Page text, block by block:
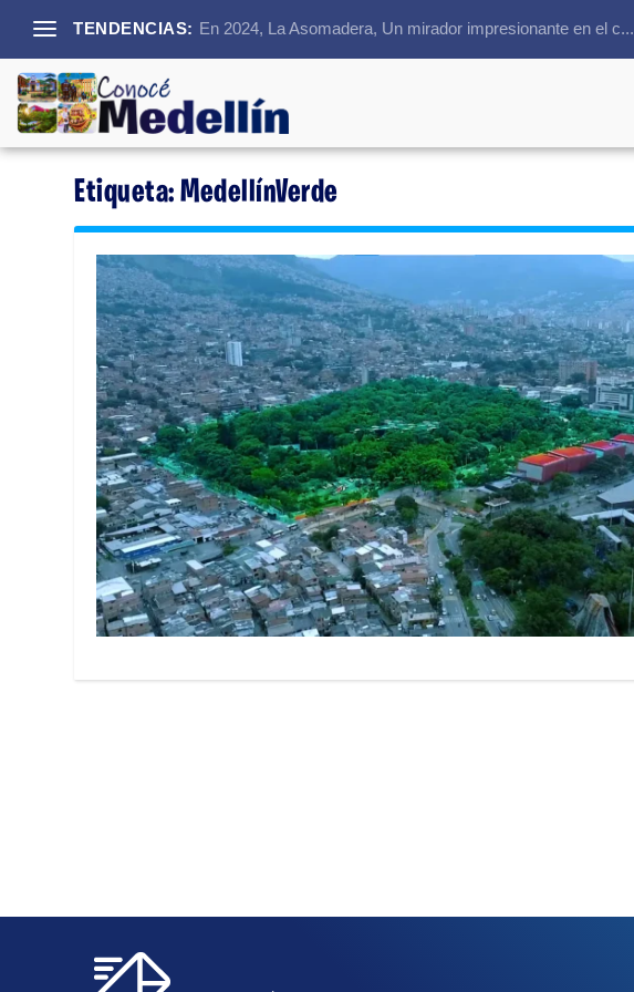
TENDENCIAS: En 2024, La Asomadera, Un mirador impresionante en el c...
Etiqueta:MedellínVerde